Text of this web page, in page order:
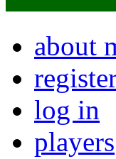
about
log in
players